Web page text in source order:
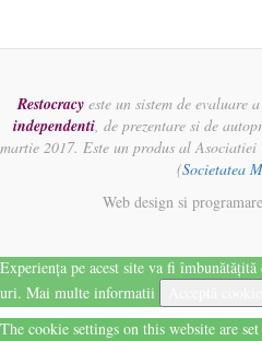
Restocracy este un sistem de evaluare
independenti, de prezentare si de
martie 2017. Este un produs al Asociatiei
(Societatea
Web design si
Experiența pe acest site va fi
uri. Mai multe informatii
The cookie settings on this website are